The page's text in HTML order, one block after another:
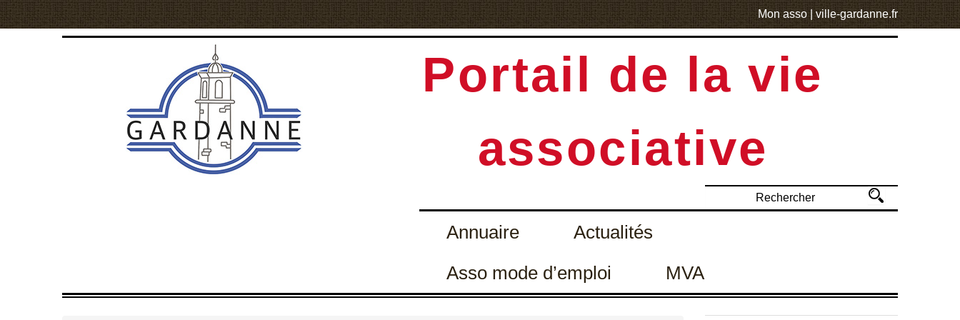
Mon asso| ville-gardanne.fr
Portail de la vie
associative
Annuaire Actualités
Asso mode d’emploi MVA